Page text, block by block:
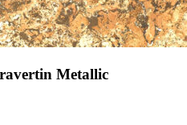
Metallic